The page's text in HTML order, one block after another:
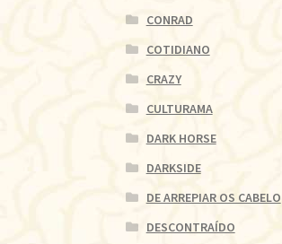
CONRAD
COTIDIANO
CRAZY
CULTURAMA
DARK HORSE
DARKSIDE
DE ARREPIAR OS CABELO
DESCONTRAÍDO